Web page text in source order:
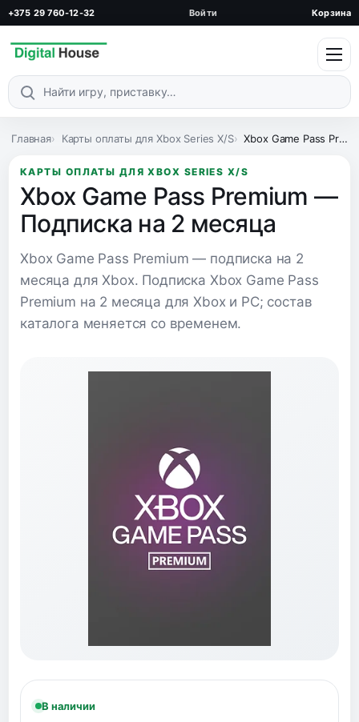
+375 29 760-12-32 Войти Корзина
Поиск по каталогу
Главная Карты оплаты для Xbox Series X/S Xbox Game Pass Premium — Подписка на 2 месяца
КАРТЫ ОПЛАТЫ ДЛЯ XBOX SERIES X/S
Xbox Game Pass Premium —
Подписка на 2 месяца
Xbox Game Pass Premium — подписка на 2
месяца для Xbox. Подписка Xbox Game Pass
Premium на 2 месяца для Xbox и PC; состав
каталога меняется со временем.
В наличии